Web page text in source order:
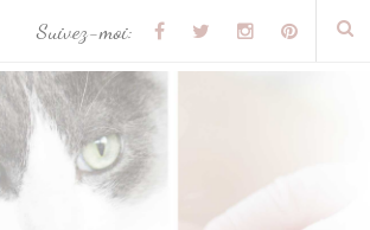
Suivez-moi: